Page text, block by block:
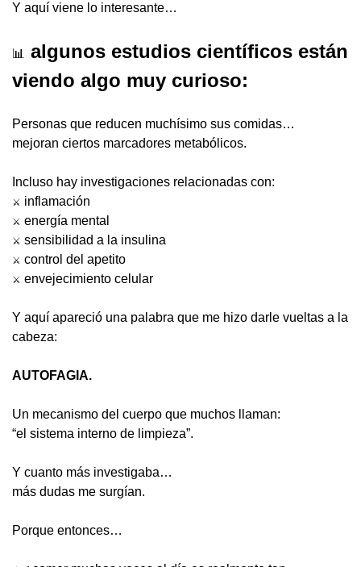
Y aquí viene lo interesante…
📊
algunos estudios científicos están
viendo algo muy curioso:
Personas que reducen muchísimo sus comidas…
mejoran ciertos marcadores metabólicos.
Incluso hay investigaciones relacionadas con:
⚔️ inflamación
⚔️ energía mental
⚔️ sensibilidad a la insulina
⚔️ control del apetito
⚔️ envejecimiento celular
Y aquí apareció una palabra que me hizo darle vueltas a la
cabeza:
AUTOFAGIA.
Un mecanismo del cuerpo que muchos llaman:
“el sistema interno de limpieza”.
Y cuanto más investigaba…
más dudas me surgían.
Porque entonces…